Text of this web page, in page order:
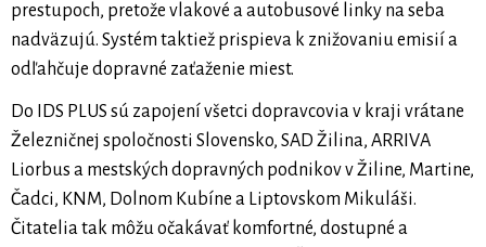
prestupoch, pretože vlakové a autobusové linky na seba
nadväzujú. Systém taktiež prispieva k znižovaniu emisií a
odľahčuje dopravné zaťaženie miest.
Do IDS PLUS sú zapojení všetci dopravcovia v kraji vrátane
Železničnej spoločnosti Slovensko, SAD Žilina, ARRIVA
Liorbus a mestských dopravných podnikov v Žiline, Martine,
Čadci, KNM, Dolnom Kubíne a Liptovskom Mikuláši.
Čitatelia tak môžu očakávať komfortné, dostupné a